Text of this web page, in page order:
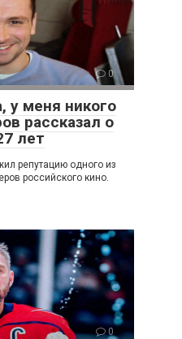
0
у меня никого
рассказал о
лет
репутацию одного из
российского кино.
0